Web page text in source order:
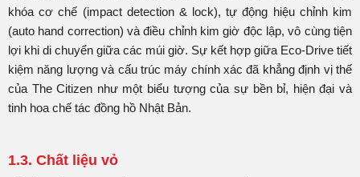
khóa cơ chế (impact detection & lock), tự động hiệu chỉnh kim
(auto hand correction) và điều chỉnh kim giờ độc lập, vô cùng tiện
lợi khi di chuyển giữa các múi giờ. Sự kết hợp giữa Eco-Drive tiết
kiệm năng lượng và cấu trúc máy chính xác đã khẳng định vị thế
của The Citizen như một biểu tượng của sự bền bỉ, hiện đại và
tinh hoa chế tác đồng hồ Nhật Bản.
1.3. Chất liệu vỏ